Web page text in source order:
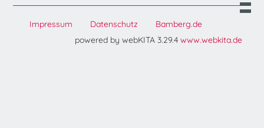
Impressum Datenschutz
Bamberg.de
powered by webKITA 3.29.4 www.webkita.de